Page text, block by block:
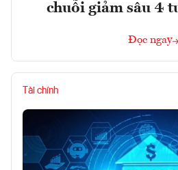
chuỗi giảm sâu 4
Đọc ngay
Tài chính